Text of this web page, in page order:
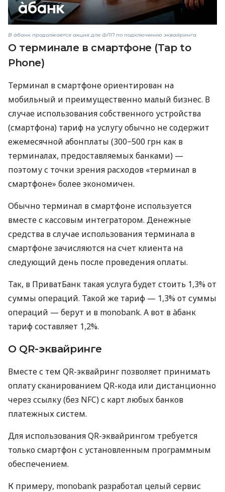
В àбанк продолжается акция для ФЛП по подключению эквайринга
О терминале в смартфоне (Tap to
Phone)
Терминал в смартфоне ориентирован на
мобильный и преимущественно малый бизнес. В
случае использования собственного устройства
(смартфона) тариф на услугу обычно не содержит
ежемесячной абонплаты (300−500 грн как в
терминалах, предоставляемых банками) —
поэтому с точки зрения расходов «терминал в
смартфоне» более экономичен.
Обычно терминал в смартфоне используется
вместе с кассовым интегратором. Денежные
средства в случае использования терминала в
смартфоне зачисляются на счет клиента на
следующий день после проведения оплаты.
Так, в ПриватБанк такая услуга будет стоить 1,3% от
суммы операций. Такой же тариф — 1,3% от суммы
операций — берут и в monobank. А вот в àбанк
тариф составляет 1,2%.
О QR-эквайринге
Вместе с тем QR-эквайринг позволяет принимать
оплату сканированием QR-кода или дистанционно
через ссылку (без NFC) с карт любых банков
платежных систем.
Для использования QR-эквайрингом требуется
только смартфон с установленным программным
обеспечением.
К примеру, monobank разработал целый сервис